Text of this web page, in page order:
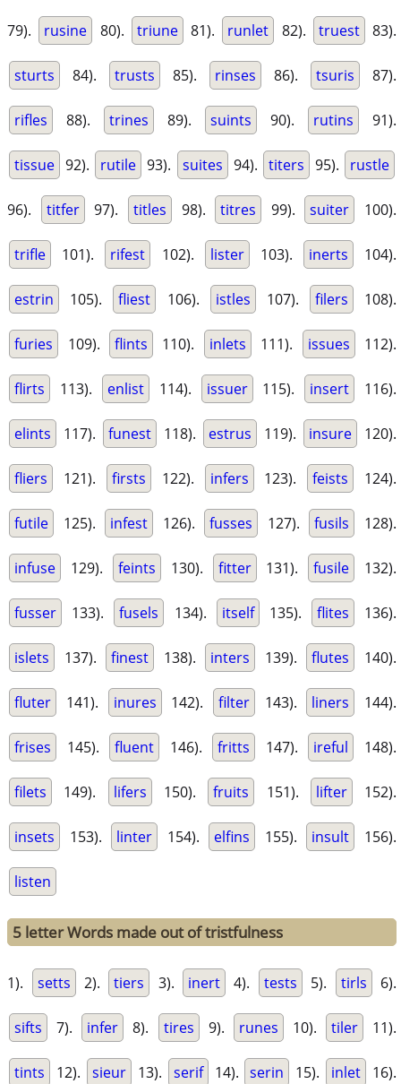
79). rusine 80). triune 81). runlet 82). truest 83).
sturts 84). trusts 85). rinses 86). tsuris 87).
rifles 88). trines 89). suints 90). rutins 91).
tissue 92). rutile 93). suites 94). titers 95). rustle
96). titfer 97). titles 98). titres 99). suiter 100).
trifle 101). rifest 102). lister 103). inerts 104).
estrin 105). fliest 106). istles 107). filers 108).
furies 109). flints 110). inlets 111). issues 112).
flirts 113). enlist 114). issuer 115). insert 116).
elints 117). funest 118). estrus 119). insure 120).
fliers 121). firsts 122). infers 123). feists 124).
futile 125). infest 126). fusses 127). fusils 128).
infuse 129). feints 130). fitter 131). fusile 132).
fusser 133). fusels 134). itself 135). flites 136).
islets 137). finest 138). inters 139). flutes 140).
fluter 141). inures 142). filter 143). liners 144).
frises 145). fluent 146). fritts 147). ireful 148).
filets 149). lifers 150). fruits 151). lifter 152).
insets 153). linter 154). elfins 155). insult 156).
listen
5 letter Words made out of tristfulness
1). setts 2). tiers 3). inert 4). tests 5). tirls 6).
sifts 7). infer 8). tires 9). runes 10). tiler 11).
tints 12). sieur 13). serif 14). serin 15). inlet 16).